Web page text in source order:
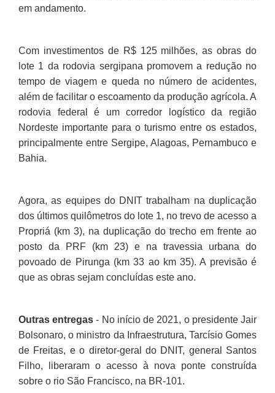
em andamento.
Com investimentos de R$ 125 milhões, as obras do
lote 1 da rodovia sergipana promovem a redução no
tempo de viagem e queda no número de acidentes,
além de facilitar o escoamento da produção agrícola. A
rodovia federal é um corredor logístico da região
Nordeste importante para o turismo entre os estados,
principalmente entre Sergipe, Alagoas, Pernambuco e
Bahia.
Agora, as equipes do DNIT trabalham na duplicação
dos últimos quilômetros do lote 1, no trevo de acesso a
Propriá (km 3), na duplicação do trecho em frente ao
posto da PRF (km 23) e na travessia urbana do
povoado de Pirunga (km 33 ao km 35). A previsão é
que as obras sejam concluídas este ano.
Outras entregas - No início de 2021, o presidente Jair
Bolsonaro, o ministro da Infraestrutura, Tarcísio Gomes
de Freitas, e o diretor-geral do DNIT, general Santos
Filho, liberaram o acesso à nova ponte construída
sobre o rio São Francisco, na BR-101.